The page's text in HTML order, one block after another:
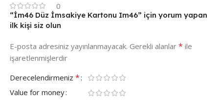
0
“İm46 Düz İmsakiye Kartonu Im46” için yorum yapan
ilk kişi siz olun
E-posta adresiniz yayınlanmayacak. Gerekli alanlar * ile
işaretlenmişlerdir
Derecelendirmeniz *
Value for money